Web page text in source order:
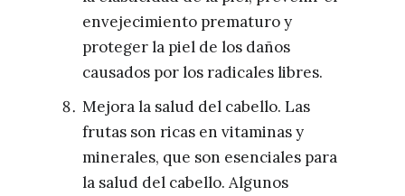
envejecimiento prematuro y
proteger la piel de los daños
causados por los radicales libres.
Mejora la salud del cabello. Las
frutas son ricas en vitaminas y
minerales, que son esenciales para
la salud del cabello. Algunos